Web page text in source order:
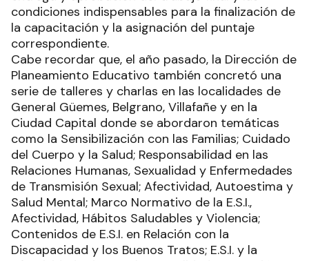
condiciones indispensables para la finalización de
la capacitación y la asignación del puntaje
correspondiente.
Cabe recordar que, el año pasado, la Dirección de
Planeamiento Educativo también concretó una
serie de talleres y charlas en las localidades de
General Güemes, Belgrano, Villafañe y en la
Ciudad Capital donde se abordaron temáticas
como la Sensibilización con las Familias; Cuidado
del Cuerpo y la Salud; Responsabilidad en las
Relaciones Humanas, Sexualidad y Enfermedades
de Transmisión Sexual; Afectividad, Autoestima y
Salud Mental; Marco Normativo de la E.S.I.,
Afectividad, Hábitos Saludables y Violencia;
Contenidos de E.S.I. en Relación con la
Discapacidad y los Buenos Tratos; E.S.I. y la